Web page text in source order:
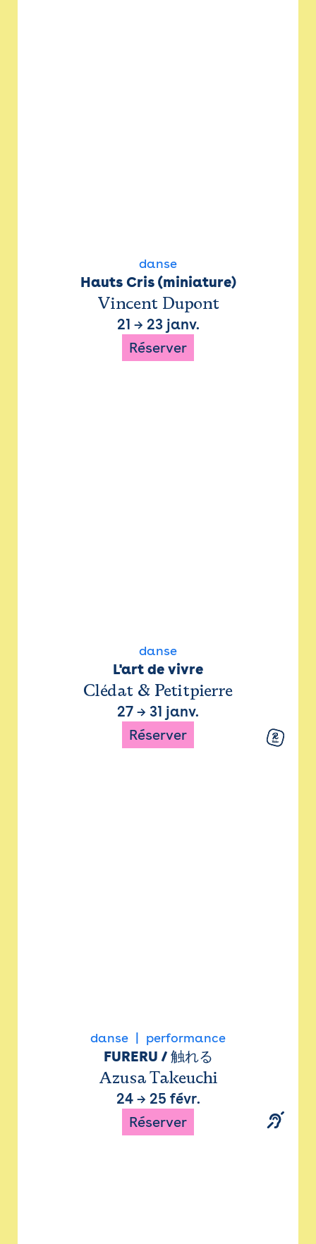
danse
Hauts Cris (miniature)
Vincent Dupont
21 → 23 janv.
Réserver
danse
L'art de vivre
Clédat & Petitpierre
27 → 31 janv.
Réserver
danse performance
FURERU / 触れる
Azusa Takeuchi
24→ 25 févr.
Réserver